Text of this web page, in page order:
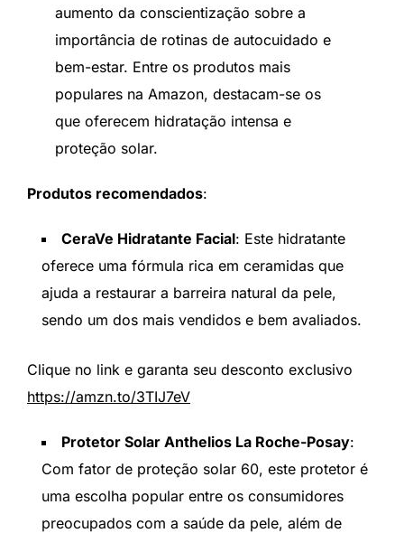
aumento da conscientização sobre a
importância de rotinas de autocuidado e
bem-estar. Entre os produtos mais
populares na Amazon, destacam-se os
que oferecem hidratação intensa e
proteção solar.
Produtos recomendados:
CeraVe Hidratante Facial: Este hidratante
oferece uma fórmula rica em ceramidas que
ajuda a restaurar a barreira natural da pele,
sendo um dos mais vendidos e bem avaliados.
Clique no link e garanta seu desconto exclusivo
https://amzn.to/3TIJ7eV
Protetor Solar Anthelios La Roche-Posay:
Com fator de proteção solar 60, este protetor é
uma escolha popular entre os consumidores
preocupados com a saúde da pele, além de